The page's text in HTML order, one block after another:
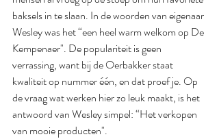
baksels in te slaan. In de woorden van eigenaar
Wesley was het “een heel warm welkom op De
Kempenaer". De populariteit is geen
verrassing, want bij de Oerbakker staat
kwaliteit op nummer één, en dat proef je. Op
de vraag wat werken hier zo leuk maakt, is het
antwoord van Wesley simpel: “Het verkopen
van mooie producten".